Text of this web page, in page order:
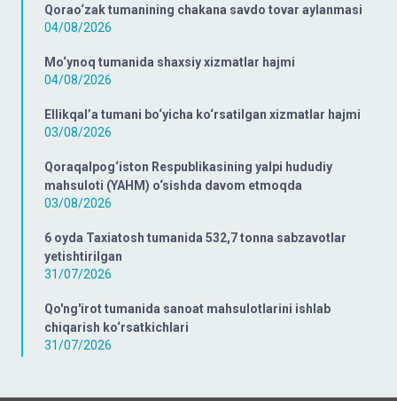
Qorao‘zak tumanining chakana savdo tovar aylanmasi
04/08/2026
Mo‘ynoq tumanida shaxsiy xizmatlar hajmi
04/08/2026
Ellikqal’a tumani bo‘yicha ko‘rsatilgan xizmatlar hajmi
03/08/2026
Qoraqalpog‘iston Respublikasining yalpi hududiy
mahsuloti (YAHM) o‘sishda davom etmoqda
03/08/2026
6 oyda Taxiatosh tumanida 532,7 tonna sabzavotlar
yetishtirilgan
31/07/2026
Qo'ng'irot tumanida sanoat mahsulotlarini ishlab
chiqarish ko‘rsatkichlari
31/07/2026